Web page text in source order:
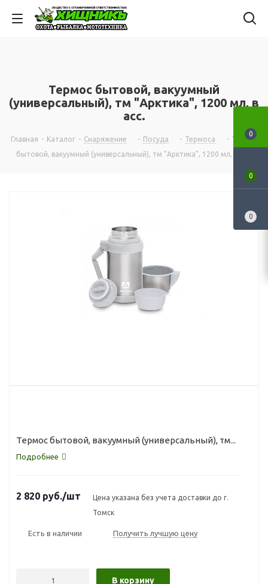
Термос бытовой, вакуумный
(универсальный), тм "Арктика", 1200 мл, в
асс.
Главная - Каталог - Снаряжение - Посуда - Термоса - Термос
бытовой, вакуумный (универсальный), тм "Арктика", 1200 мл, в асс.
Термос бытовой, вакуумный (универсальный), тм...
Подробнее
2 820 руб./шт
Цена указана без учета доставки до г.
Томск
Есть в наличии Получить лучшую цену
В корзину
0
0
0